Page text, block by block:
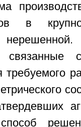
в
связанные